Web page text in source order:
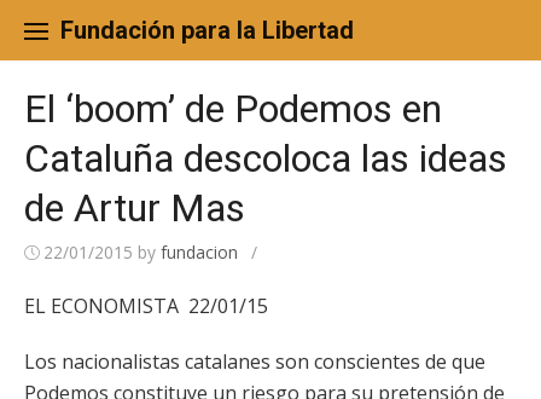
content
Fundación para la Libertad
El ‘boom’ de Podemos en
Cataluña descoloca las ideas
de Artur Mas
22/01/2015 by fundacion /
EL ECONOMISTA 22/01/15
Los nacionalistas catalanes son conscientes de que
Podemos constituye un riesgo para su pretensión de